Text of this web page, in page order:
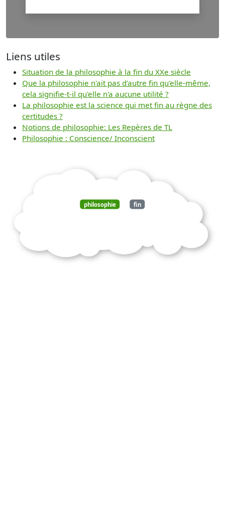
Liens utiles
Situation de la philosophie à la fin du XXe siècle
Que la philosophie n'ait pas d'autre fin qu'elle-même,
cela signifie-t-il qu'elle n'a aucune utilité ?
La philosophie est la science qui met fin au règne des
certitudes ?
Notions de philosophie: Les Repères de TL
Philosophie : Conscience/ Inconscient
philosophie fin